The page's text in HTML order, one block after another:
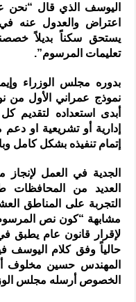
اليوسف الذي قال “نحن
اعتراض والعدول عنه
يستحق سكناً بديلاً
تعليمات المرسوم”.
بدوره مجلس الوزراء
نموذج عمراني الأول من
أبدى استعداده لتقديم
إدارية أو تشريعية او
إتمام تنفيذه بشكل كامل
الجدية في العمل
العديد من المحافظات
التجربة على المناطق
مشابهة “كون نص
لإقرار قانون عام يطبق
حالياً وفق كلام اليوسف
المهندس حسين مخلوف
الخصوص أرسله مجلس